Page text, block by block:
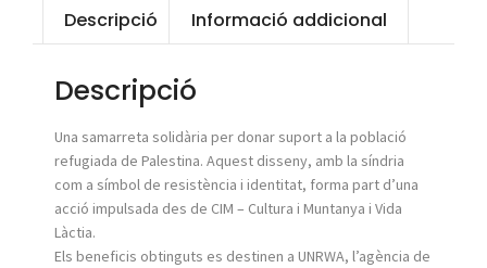
Descripció Informació addicional
Descripció
Una samarreta solidària per donar suport a la població
refugiada de Palestina. Aquest disseny, amb la síndria
com a símbol de resistència i identitat, forma part d’una
acció impulsada des de CIM – Cultura i Muntanya i Vida
Làctia.
Els beneficis obtinguts es destinen a UNRWA, l’agència de